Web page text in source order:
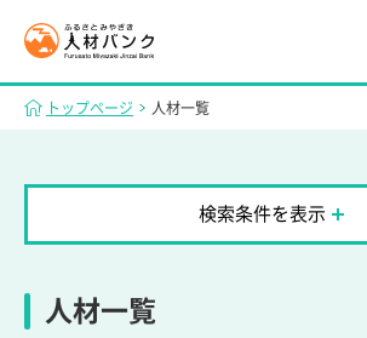
トップページ 人材一覧
検索条件を表示
人材一覧